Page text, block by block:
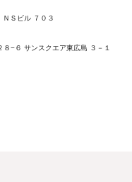
Ｓビル ７０３
−６ サンスクエア東広島 ３－１